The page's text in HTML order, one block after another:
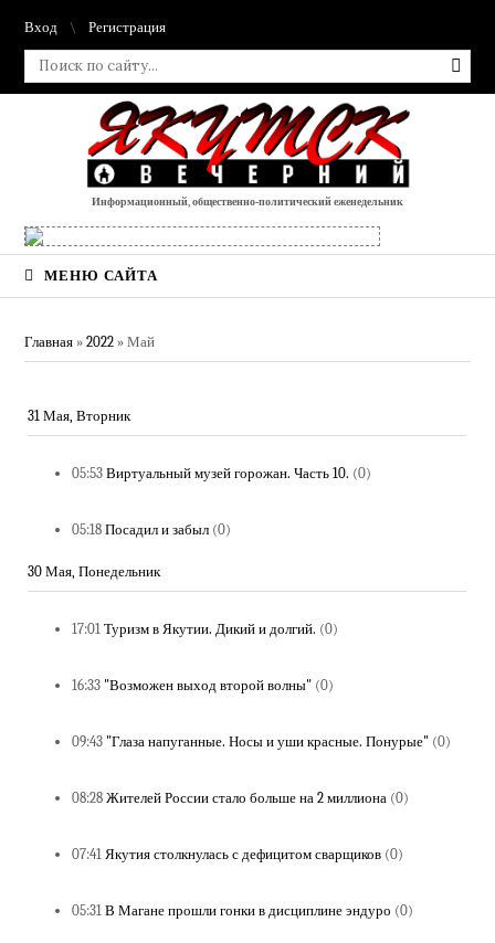
Вход Регистрация
Информационный, общественно-политический еженедельник
МЕНЮ САЙТА
Главная »2022 » Май
31 Мая, Вторник
05:53 Виртуальный музей горожан. Часть 10. (0)
05:18 Посадил и забыл (0)
30 Мая, Понедельник
17:01 Туризм в Якутии. Дикий и долгий. (0)
16:33 "Возможен выход второй волны" (0)
09:43 "Глаза напуганные. Носы и уши красные. Понурые" (0)
08:28 Жителей России стало больше на 2 миллиона (0)
07:41 Якутия столкнулась с дефицитом сварщиков (0)
05:31 В Магане прошли гонки в дисциплине эндуро (0)